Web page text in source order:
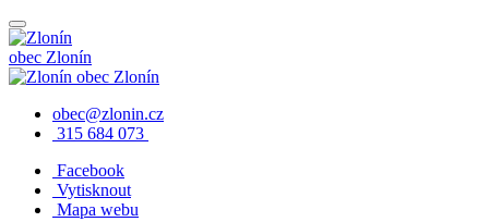
obec Zlonín
obec Zlonín
obec@zlonin.cz
315 684 073
Facebook
Vytisknout
Mapa webu